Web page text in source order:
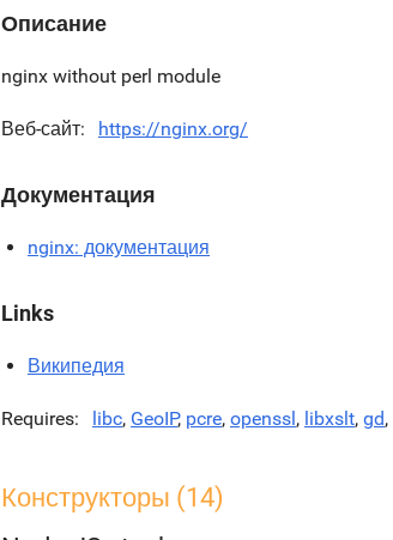
Описание
nginx without perl module
Веб-сайт https://nginx.org/
Документация
nginx: документация
Links
Википедия
Requires libc, GeoIP, pcre, openssl, libxslt, gd,
Конструкторы (14)